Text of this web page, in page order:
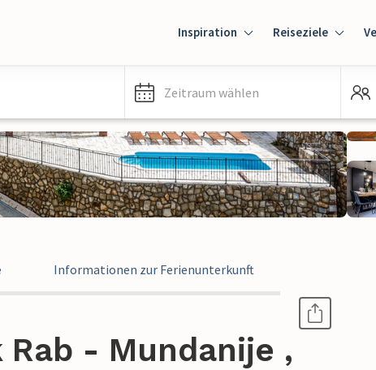
Inspiration Reiseziele
Zeitraum wählen
Informationen zur Ferienunterkunft
- Mundanije ,